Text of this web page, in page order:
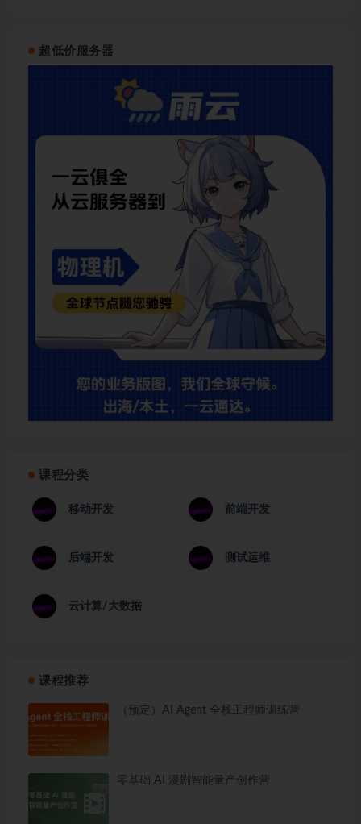
超低价服务器
课程分类
移动开发 前端开发
后端开发 测试运维
云计算/大数据
课程推荐
（预定）AI Agent 全栈工程师训练营
零基础 AI 漫剧智能量产创作营